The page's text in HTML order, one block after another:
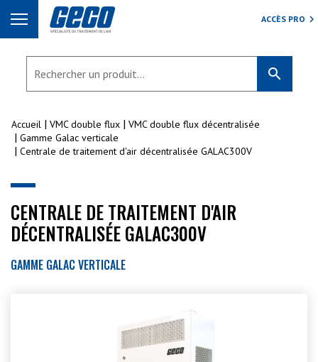
ACCÈS PRO
search
Accueil VMC double flux
VMC double flux décentralisée
Gamme Galac verticale
Centrale de traitement d'air décentralisée GALAC300V
CENTRALE DE TRAITEMENT D'AIR
DÉCENTRALISÉE GALAC300V
GAMME GALAC VERTICALE